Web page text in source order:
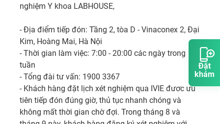
Đặt
khám
nghiệm Y khoa LABHOUSE,
- Địa điểm tiếp đón: Tầng 2, tòa D - Vinaconex 2, Đại
Kim, Hoàng Mai, Hà Nội
- Thời gian làm việc: 7:00 - 20:00 các ngày trong
tuần
- Tổng đài tư vấn: 1900 3367
- Khách hàng đặt lịch xét nghiệm qua IVIE đươc ưu
tiên tiếp đón đúng giờ, thủ tục nhanh chóng và
không mất thời gian chờ đợi. Trong tháng 8 và